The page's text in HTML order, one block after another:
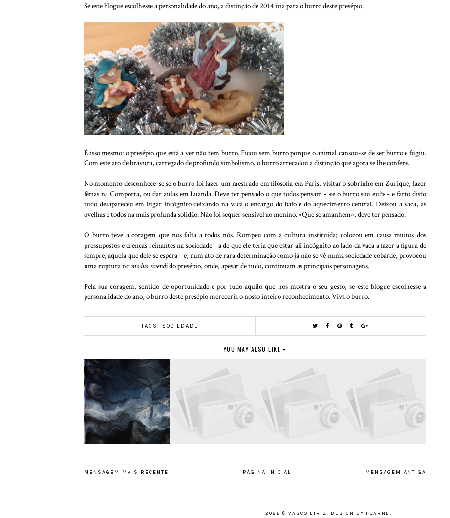
Se este blogue escolhesse a personalidade do ano, a distinção de 2014 iria para o burro deste presépio.
É isso mesmo: o presépio que está a ver não tem burro. Ficou sem burro porque o animal cansou-se de ser burro e fugiu.
Com este ato de bravura, carregado de profundo simbolismo, o burro arrecadou a distinção que agora se lhe confere.
No momento desconhece-se se o burro foi fazer um mestrado em filosofia em Paris, visitar o sobrinho em Zurique, fazer
férias na Comporta, ou dar aulas em Luanda. Deve ter pensado o que todos pensam - «e o burro sou eu?» - e farto disto
tudo desapareceu em lugar incógnito deixando na vaca o encargo do bafo e do aquecimento central. Deixou a vaca, as
ovelhas e todos na mais profunda solidão. Não foi sequer sensível ao menino. «Que se amanhem», deve ter pensado.
O burro teve a coragem que nos falta a todos nós. Rompeu com a cultura instituída; colocou em causa muitos dos
pressupostos e crenças reinantes na sociedade - a de que ele teria que estar ali incógnito ao lado da vaca a fazer a figura de
sempre, aquela que dele se espera - e, num ato de rara determinação como já não se vê numa sociedade cobarde, provocou
uma ruptura no modus vivendido presépio, onde, apesar de tudo, continuam as principais personagens.
Pela sua coragem, sentido de oportunidade e por tudo aquilo que nos mostra o seu gesto, se este blogue escolhesse a
personalidade do ano, o burro deste presépio mereceria o nosso inteiro reconhecimento. Viva o burro.
TAGS: SOCIEDADE
YOU MAY ALSO LIKE
MENSAGEM MAIS RECENTE MENSAGEM ANTIGA
PÁGINA INICIAL
2026 © VASCO EIRIZ. DESIGN BY FEARNE .